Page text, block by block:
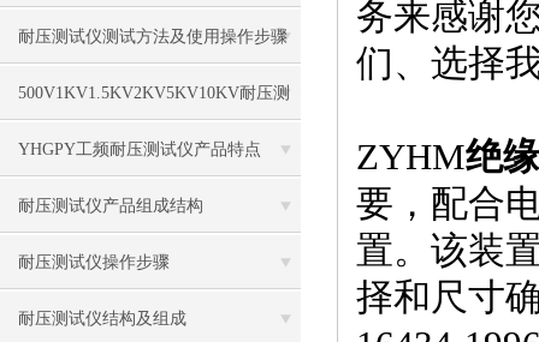
电流
耐压测试仪测试方法及使用操作步骤
500V1KV1.5KV2KV5KV10KV耐压测
试仪的操作规程
YHGPY工频耐压测试仪产品特点
耐压测试仪产品组成结构
耐压测试仪操作步骤
耐压测试仪结构及组成
务来感谢
们、选择
ZYHM绝
要，配合
置。该装
择和尺寸